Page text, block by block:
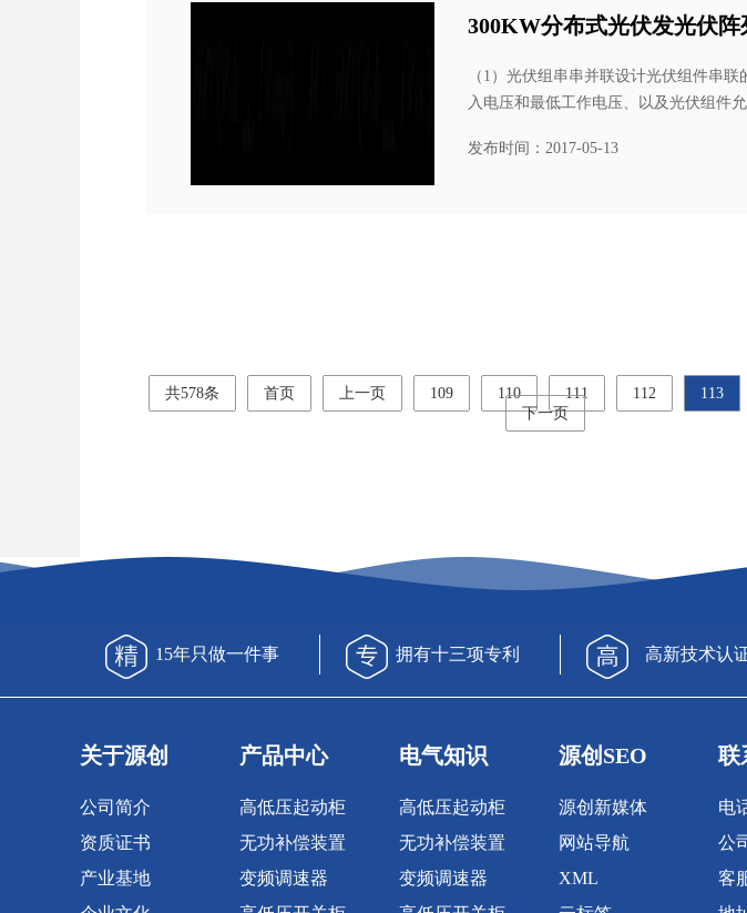
300KW分布式光伏发光伏阵
（1）光伏组串串并联设计光伏组件串
入电压和最低工作电压、以及光伏组件
发布时间：2017-05-13
共578条 首页 上一页 109 110 111 112 113
下一页
15年只做一件事 拥有十三项专利 高新技术认
关于源创
公司简介
资质证书
产业基地
产品中心
高低压起动柜
无功补偿装置
变频调速器
电气知识
高低压起动柜
无功补偿装置
变频调速器
源创SEO
源创新媒体
网站导航
XML
联
电
公
客